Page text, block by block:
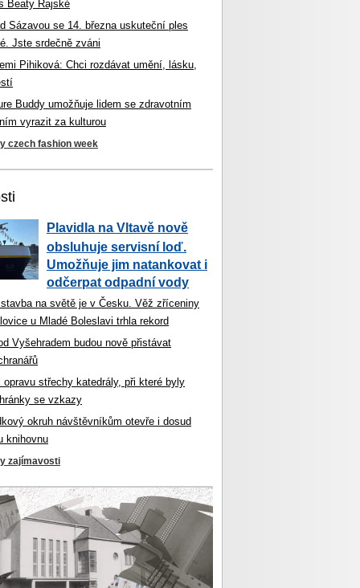
Beaty Rajské
Sázavou se 14. března uskuteční ples
Jste srdečně zváni
Pihiková: Chci rozdávat umění, lásku,
Buddy umožňuje lidem se zdravotním
vyrazit za kulturou
czech fashion week
Plavidla na Vltavě nově
obsluhuje servisní loď.
Umožňuje jim natankovat i
odčerpat odpadní vody
na světě je v Česku. Věž zříceniny
u Mladé Boleslavi trhla rekord
Vyšehradem budou nově přistávat
opravu střechy katedrály, při které byly
se vzkazy
okruh návštěvníkům otevře i dosud
knihovnu
zajímavosti